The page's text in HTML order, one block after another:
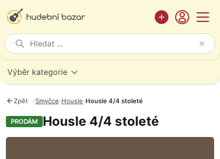
Výběr kategorie
Zpět ›Smyčce›Housle›Housle 4/4 stoleté
PRODÁM Housle 4/4 stoleté
Fotografie